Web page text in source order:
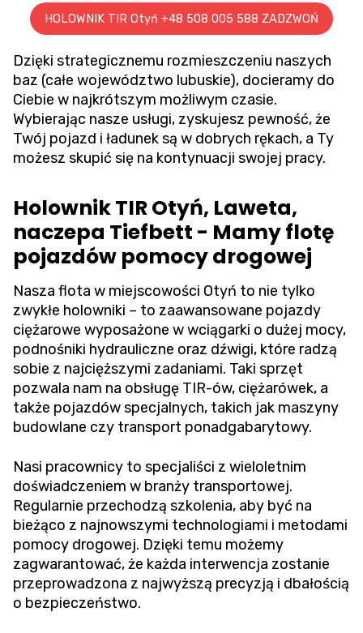
HOLOWNIK TIR Otyń +48 508 005 588 ZADZWOŃ
Dzięki strategicznemu rozmieszczeniu naszych
baz (całe województwo lubuskie), docieramy do
Ciebie w najkrótszym możliwym czasie.
Wybierając nasze usługi, zyskujesz pewność, że
Twój pojazd i ładunek są w dobrych rękach, a Ty
możesz skupić się na kontynuacji swojej pracy.
Holownik TIR Otyń, Laweta,
naczepa Tiefbett - Mamy flotę
pojazdów pomocy drogowej
Nasza flota w miejscowości Otyń to nie tylko
zwykłe holowniki – to zaawansowane pojazdy
ciężarowe wyposażone w wciągarki o dużej mocy,
podnośniki hydrauliczne oraz dźwigi, które radzą
sobie z najcięższymi zadaniami. Taki sprzęt
pozwala nam na obsługę TIR-ów, ciężarówek, a
także pojazdów specjalnych, takich jak maszyny
budowlane czy transport ponadgabarytowy.
Nasi pracownicy to specjaliści z wieloletnim
doświadczeniem w branży transportowej.
Regularnie przechodzą szkolenia, aby być na
bieżąco z najnowszymi technologiami i metodami
pomocy drogowej. Dzięki temu możemy
zagwarantować, że każda interwencja zostanie
przeprowadzona z najwyższą precyzją i dbałością
o bezpieczeństwo.